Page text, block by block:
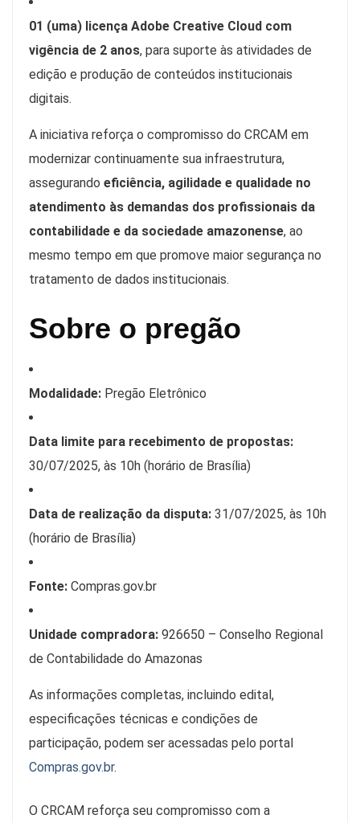
01 (uma) licença Adobe Creative Cloud com
vigência de 2 anos, para suporte às atividades de
edição e produção de conteúdos institucionais
digitais.
A iniciativa reforça o compromisso do CRCAM em
modernizar continuamente sua infraestrutura,
assegurando eficiência, agilidade e qualidade no
atendimento às demandas dos profissionais da
contabilidade e da sociedade amazonense, ao
mesmo tempo em que promove maior segurança no
tratamento de dados institucionais.
Sobre o pregão
Modalidade: Pregão Eletrônico
Data limite para recebimento de propostas:
30/07/2025, às 10h (horário de Brasília)
Data de realização da disputa: 31/07/2025, às 10h
(horário de Brasília)
Fonte: Compras.gov.br
Unidade compradora: 926650 – Conselho Regional
de Contabilidade do Amazonas
As informações completas, incluindo edital,
especificações técnicas e condições de
participação, podem ser acessadas pelo portal
Compras.gov.br.
O CRCAM reforça seu compromisso com a